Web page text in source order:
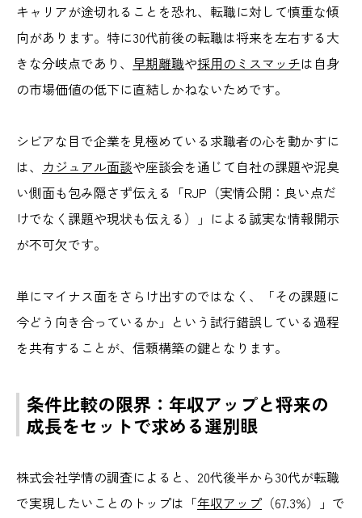
キャリアが途切れることを恐れ、 転職に対して慎重な傾
向があります。 特に30代前後の転職は将来を左右する大
きな分岐点であり 、 早期離職や採用のミスマッチは自身
の市場価値の低下に直結しかねないためです。
シビアな目で企業を見極めている求職者の心を動かすに
は、 カジュアル面談や座談会を通じて自社の課題や泥臭
い側面も包み隠さず伝える「RJP（実情公開：良い点だ
けでなく課題や現状も伝える）」による誠実な情報開示
が不可欠です。
単にマイナス面をさらけ出すのではなく、「その課題に
今どう向き合っているか」という試行錯誤している過程
を共有することが、信頼構築の鍵となります。
条件比較の限界：年収アップと将来の
成長をセットで求める選別眼
株式会社学情の調査によると、20代後半から30代が転職
で実現したいことのトップは「年収アップ （67.3%）」で